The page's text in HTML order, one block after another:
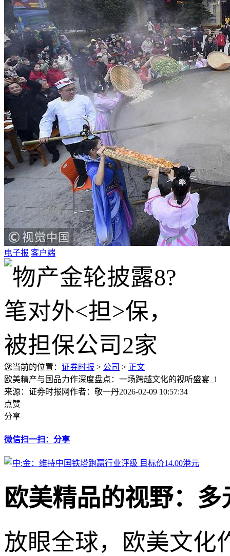
电子报 客户端
您当前的位置： 证券时报 > 公司 > 正文
欧美精产与国品力作深度盘点：一场跨越文化的视听盛宴_1
来源：证券时报网作者：敬一丹2026-02-09 10:57:34
点赞
分享
微信扫一扫：分享
欧美精品的视野：
放眼全球，欧美文化